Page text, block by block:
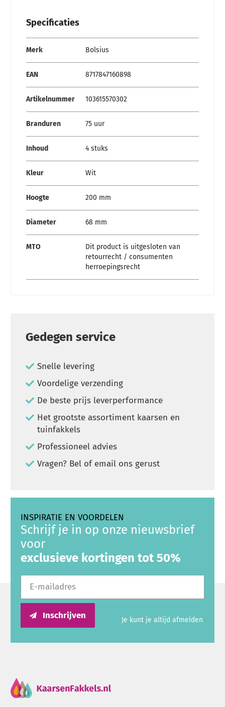
Specificaties
Merk
Bolsius
EAN 8717847160898
Artikelnummer 103615570302
Branduren 75 uur
Inhoud 4 stuks
Kleur Wit
Hoogte 200 mm
Diameter 68 mm
MTO
Dit product is uitgesloten van
retourrecht / consumenten
herroepingsrecht
Gedegen service
Snelle levering
Voordelige verzending
De beste prijs leverperformance
Het grootste assortiment kaarsen en
tuinfakkels
Professioneel advies
Vragen? Bel of email ons gerust
INSPIRATIE EN VOORDELEN
Schrijf je in op onze nieuwsbrief
voor
exclusieve kortingen tot 50%
Inschrijven Je kunt je altijd afmelden